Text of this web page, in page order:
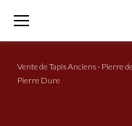
Vente de Tapis Anciens - Pierre
Pierre Dure